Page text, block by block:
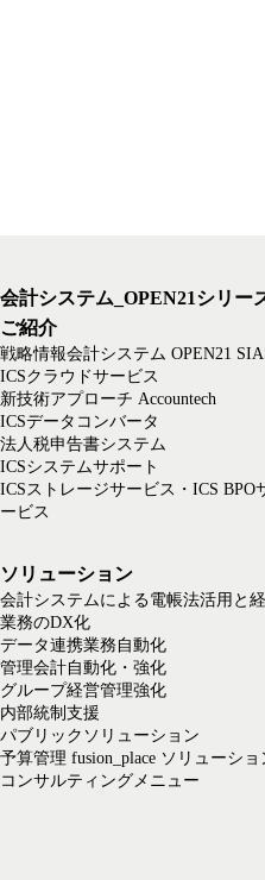
会計システム_OPEN21シリー
ご紹介
戦略情報会計システム OPEN21
ICSクラウドサービス
新技術アプローチ Accountech
ICSデータコンバータ
法人税申告書システム
ICSシステムサポート
ICSストレージサービス・ICS BPO
ービス
ソリューション
会計システムによる電帳法活用と
業務のDX化
データ連携業務自動化
管理会計自動化・強化
グループ経営管理強化
内部統制支援
パブリックソリューション
予算管理 fusion_place ソリューショ
コンサルティングメニュー